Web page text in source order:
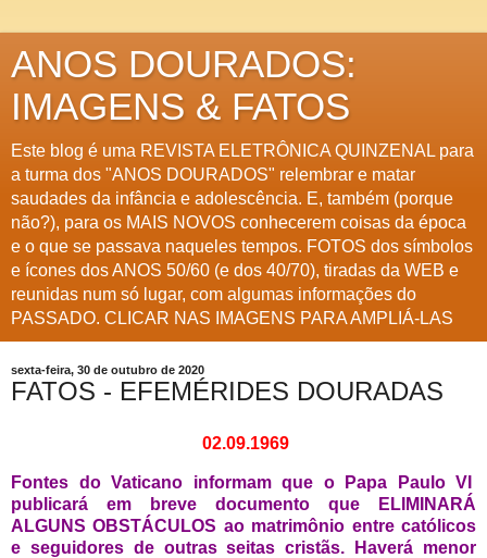
ANOS DOURADOS:
IMAGENS & FATOS
Este blog é uma REVISTA ELETRÔNICA QUINZENAL para
a turma dos "ANOS DOURADOS" relembrar e matar
saudades da infância e adolescência. E, também (porque
não?), para os MAIS NOVOS conhecerem coisas da época
e o que se passava naqueles tempos. FOTOS dos símbolos
e ícones dos ANOS 50/60 (e dos 40/70), tiradas da WEB e
reunidas num só lugar, com algumas informações do
PASSADO. CLICAR NAS IMAGENS PARA AMPLIÁ-LAS
sexta-feira, 30 de outubro de 2020
FATOS - EFEMÉRIDES DOURADAS
02.09.1969
Fontes do Vaticano informam que o Papa Paulo VI
publicará em breve documento que ELIMINARÁ
ALGUNS OBSTÁCULOS ao matrimônio entre católicos
e seguidores de outras seitas cristãs. Haverá menor